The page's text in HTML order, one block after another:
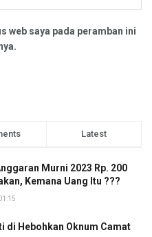
web saya pada peramban ini
Latest
Murni 2023 Rp. 200
Kemana Uang Itu ???
di Hebohkan Oknum Camat